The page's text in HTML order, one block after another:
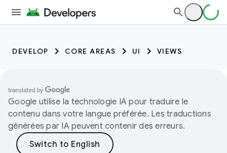
DEVELOP CORE AREAS UI VIEWS
Google utilise la technologie IA pour traduire le
contenu dans votre langue préférée. Les traductions
générées par IA peuvent contenir des erreurs.